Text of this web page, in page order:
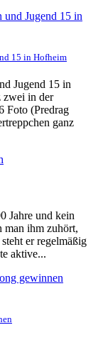
15 in Hofheim
Jugend 15 in
zwei in der
Foto (Predrag
ganz
Jahre und kein
man ihm zuhört,
er regelmäßig
aktive...